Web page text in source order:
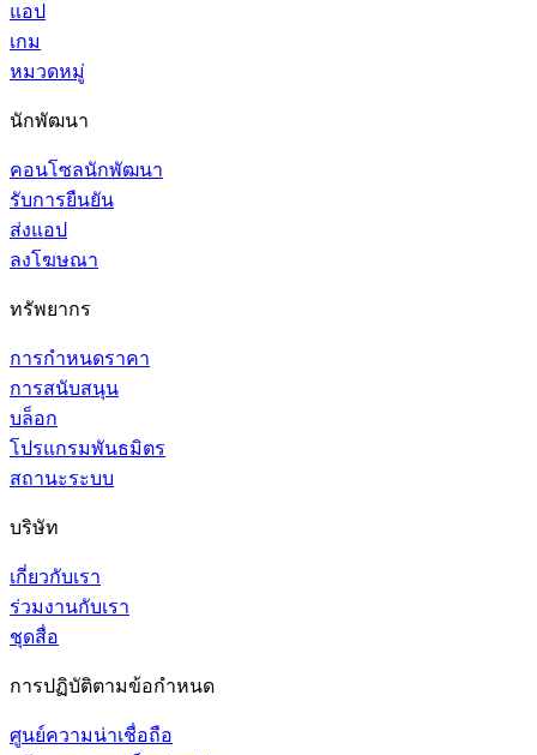
แอป
เกม
หมวดหมู่
นักพัฒนา
คอนโซลนักพัฒนา
รับการยืนยัน
ส่งแอป
ลงโฆษณา
ทรัพยากร
การกำหนดราคา
การสนับสนุน
บล็อก
โปรแกรมพันธมิตร
สถานะระบบ
บริษัท
เกี่ยวกับเรา
ร่วมงานกับเรา
ชุดสื่อ
การปฏิบัติตามข้อกำหนด
ศูนย์ความน่าเชื่อถือ